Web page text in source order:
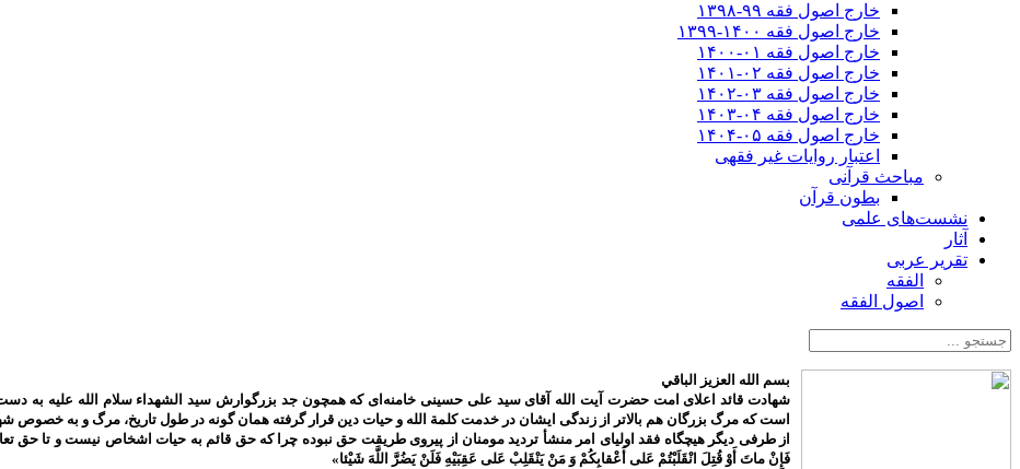
خارج اصول فقه ۹۹-۱۳۹۸
خارج اصول فقه ۱۴۰۰-۱۳۹۹
خارج اصول فقه ۰۱-۱۴۰۰
خارج اصول فقه ۰۲-۱۴۰۱
خارج اصول فقه ۰۳-۱۴۰۲
خارج اصول فقه ۰۴-۱۴۰۳
خارج اصول فقه ۰۵-۱۴۰۴
اعتبار روایات غیر فقهی
مباحث قرآنی
بطون قرآن
نشست‌های علمی
آثار
تقریر عربی
الفقه
اصول الفقه
بسم الله العزیز الباقي
شهادت قائد اعلای امت حضرت آیت الله آقای سید علی حسینی خامنه‌ای که همچون جد بزرگوارش سید الشهداء سلام الله علیه به دست
است که مرگ بزرگان هم بالاتر از زندگی ایشان در خدمت کلمة الله و حیات دین قرار گرفته همان گونه در طول تاریخ، مرگ و به
از طرفی دیگر هیچگاه فقد اولیای امر منشأ تردید مومنان از پیروی طریقت حق نبوده چرا که حق قائم به حیات اشخاص نیست و تا حق
فَإِنْ ماتَ أَوْ قُتِلَ انْقَلَبْتُمْ عَلى‌ أَعْقابِكُمْ وَ مَنْ يَنْقَلِبْ عَلى‌ عَقِبَيْهِ فَلَنْ يَضُرَّ اللَّهَ شَيْئا»